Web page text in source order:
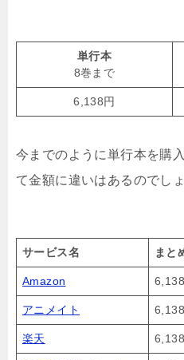
単行本
8巻まで
6,138円
今までのように単行本を購
て金額に違いはあるのでしょ
サービス名 まと
Amazon
アニメイト
楽天